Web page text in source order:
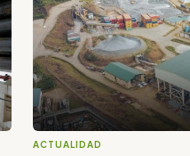
ACTUALIDAD